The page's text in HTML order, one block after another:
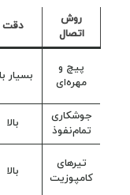
روش
اتصال
دقت
پیچ و
مهره‌ای
بسیار
جوشکاری
تمام‌نفوذ
بالا
تیرهای
کامپوزیت
بالا